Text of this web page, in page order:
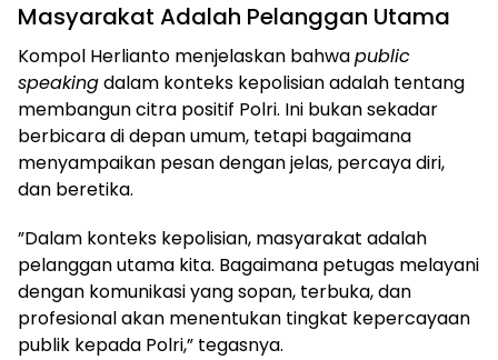
​Masyarakat Adalah Pelanggan Utama
​Kompol Herlianto menjelaskan bahwapublic
speakingdalam konteks kepolisian adalah tentang
membangun citra positif Polri. Ini bukan sekadar
berbicara di depan umum, tetapi bagaimana
menyampaikan pesan dengan jelas, percaya diri,
dan beretika.
​”Dalam konteks kepolisian, masyarakat adalah
pelanggan utama kita. Bagaimana petugas melayani
dengan komunikasi yang sopan, terbuka, dan
profesional akan menentukan tingkat kepercayaan
publik kepada Polri,” tegasnya.